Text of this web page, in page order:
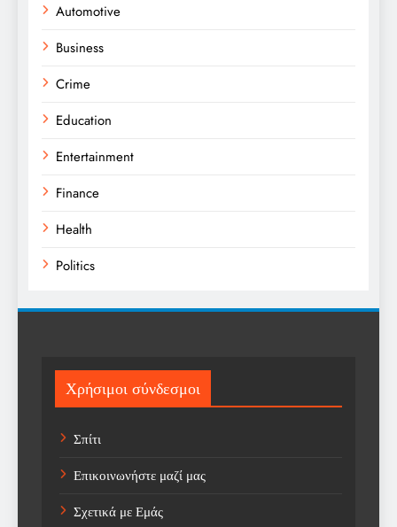
Automotive
Business
Crime
Education
Entertainment
Finance
Health
Politics
Sport
Sports
Technology
Trending
Weather
Χρήσιμοι σύνδεσμοι
Σπίτι
Επικοινωνήστε μαζί μας
Σχετικά με Εμάς